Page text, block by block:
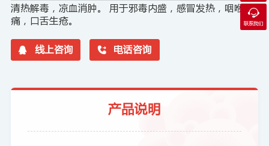
清热解毒，凉血消肿。 用于邪毒内盛，感冒发热，咽喉肿
痛，口舌生疮。
 线上咨询  电话咨询
产品说明

联系我们